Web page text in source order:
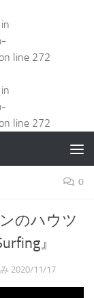
on line 272
on line 272
0
のハウツ
』
2020/11/17